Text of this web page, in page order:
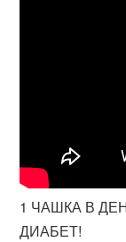
1 ЧАШКА В
ДИАБЕТ!